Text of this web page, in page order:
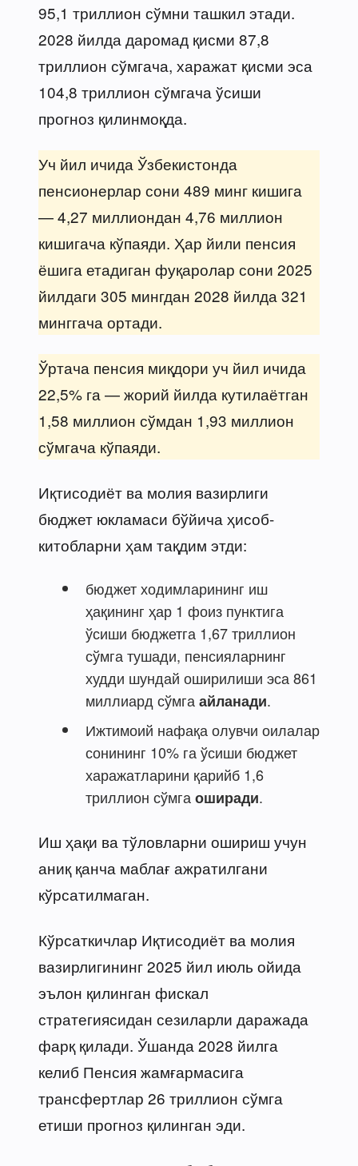
95,1 триллион сўмни ташкил этади.
2028 йилда даромад қисми 87,8
триллион сўмгача, харажат қисми эса
104,8 триллион сўмгача ўсиши
прогноз қилинмоқда.
Уч йил ичида Ўзбекистонда
пенсионерлар сони 489 минг кишига
— 4,27 миллиондан 4,76 миллион
кишигача кўпаяди. Ҳар йили пенсия
ёшига етадиган фуқаролар сони 2025
йилдаги 305 мингдан 2028 йилда 321
минггача ортади.
Ўртача пенсия миқдори уч йил ичида
22,5% га — жорий йилда кутилаётган
1,58 миллион сўмдан 1,93 миллион
сўмгача кўпаяди.
Иқтисодиёт ва молия вазирлиги
бюджет юкламаси бўйича ҳисоб-
китобларни ҳам тақдим этди:
бюджет ходимларининг иш
ҳақининг ҳар 1 фоиз пунктига
ўсиши бюджетга 1,67 триллион
сўмга тушади, пенсияларнинг
худди шундай оширилиши эса 861
миллиард сўмга айланади.
Ижтимоий нафақа олувчи оилалар
сонининг 10% га ўсиши бюджет
харажатларини қарийб 1,6
триллион сўмга оширади.
Иш ҳақи ва тўловларни ошириш учун
аниқ қанча маблағ ажратилгани
кўрсатилмаган.
Кўрсаткичлар Иқтисодиёт ва молия
вазирлигининг 2025 йил июль ойида
эълон қилинган фискал
стратегиясидан сезиларли даражада
фарқ қилади. Ўшанда 2028 йилга
келиб Пенсия жамғармасига
трансфертлар 26 триллион сўмга
етиши прогноз қилинган эди.